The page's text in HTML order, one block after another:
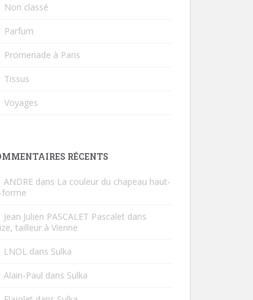
Non classé
Parfum
Promenade à Paris
Tissus
Voyages
RÉCENTS
ANDRE dans La couleur du chapeau haut-
forme
Jean Julien PASCALET Pascalet dans
tailleur à Vienne
LNOL dans Sulka
Alain-Paul dans Sulka